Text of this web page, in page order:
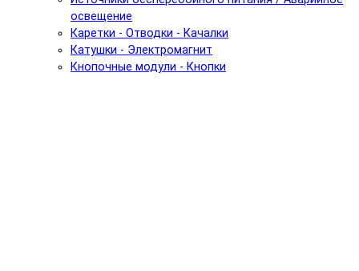
освещение
Каретки - Отводки - Качалки
Катушки - Электромагнит
Кнопочные модули - Кнопки